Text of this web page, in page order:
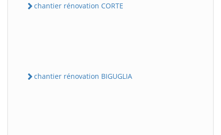
chantier rénovation CORTE
chantier rénovation BIGUGLIA